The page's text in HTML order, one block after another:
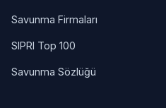
Savunma Firmaları
SIPRI Top 100
Savunma Sözlüğü